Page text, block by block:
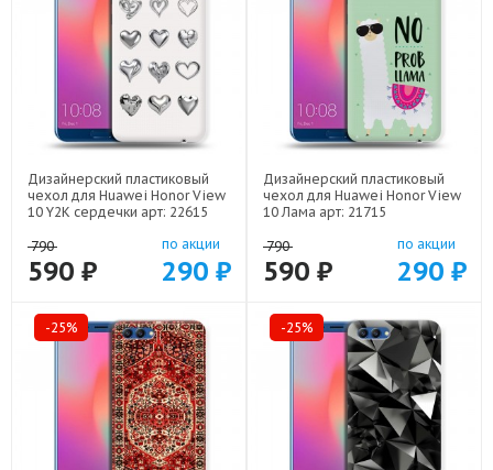
Дизайнерский пластиковый
чехол для Huawei Honor View
10 Y2K сердечки арт: 22615
790
590 ₽
по акции
290 ₽
Дизайнерский пластиковый
чехол для Huawei Honor View
10 Лама арт: 21715
790
590 ₽
по акции
290 ₽
-25% -25%